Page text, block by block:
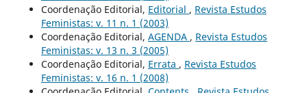
Coordenação Editorial, Editorial , Revista Estudos
Feministas: v. 11 n. 1 (2003)
Coordenação Editorial, AGENDA , Revista Estudos
Feministas: v. 13 n. 3 (2005)
Coordenação Editorial, Errata , Revista Estudos
Feministas: v. 16 n. 1 (2008)